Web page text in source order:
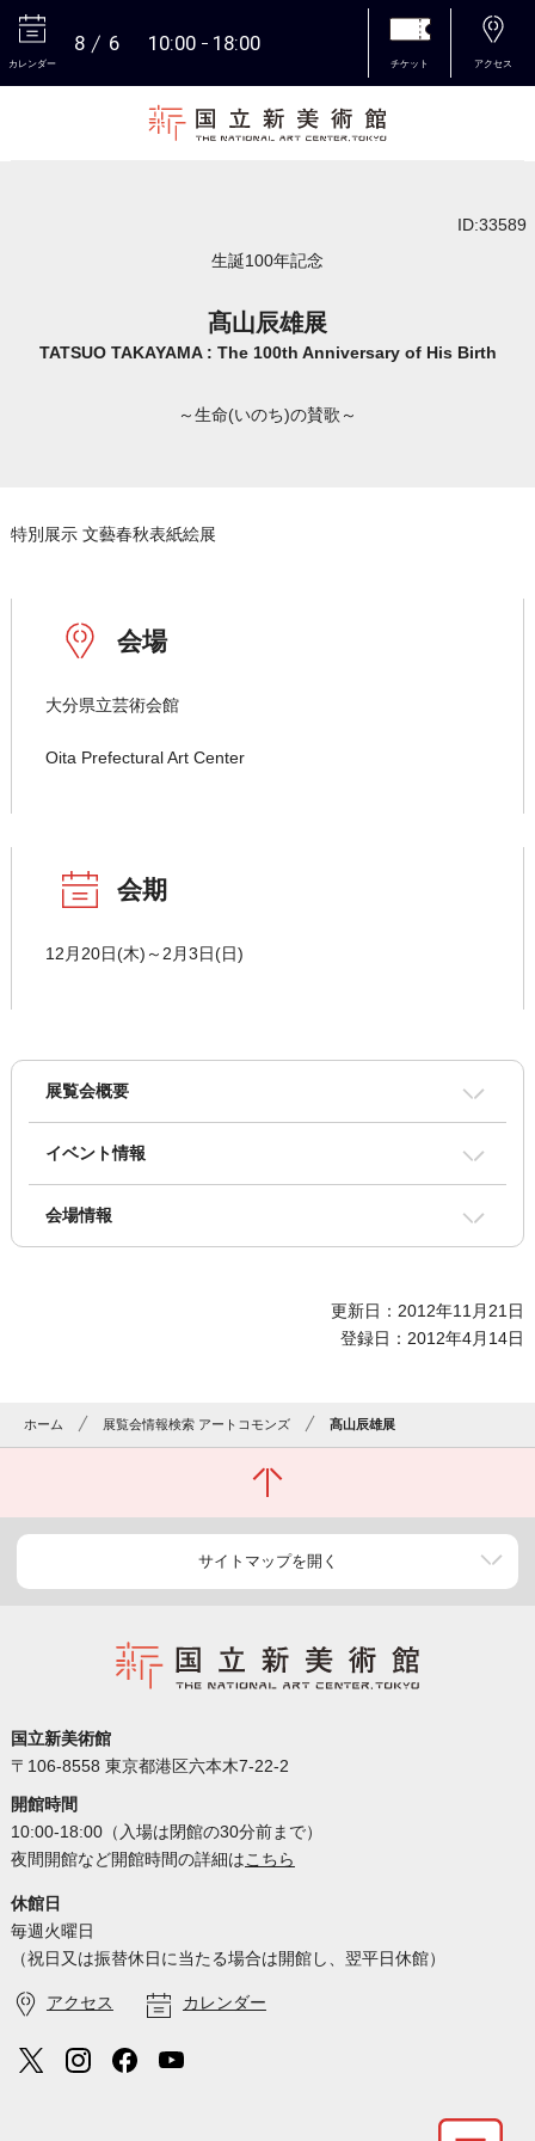
カレンダー
8 6 10:00 18:00
チケット アクセス
ID:33589
生誕100年記念
髙山辰雄展
TATSUO TAKAYAMA : The 100th Anniversary of His Birth
～生命(いのち)の賛歌～
特別展示 文藝春秋表紙絵展
会場
大分県立芸術会館
Oita Prefectural Art Center
会期
12月20日(木)～2月3日(日)
展覧会概要
イベント情報
会場情報
更新日：2012年11月21日
登録日：2012年4月14日
ホーム 展覧会情報検索 アートコモンズ 髙山辰雄展
サイトマップを開く
国立新美術館
〒106-8558 東京都港区六本木7-22-2
開館時間
10:00-18:00（入場は閉館の30分前まで）
夜間開館など開館時間の詳細はこちら
休館日
毎週火曜日
（祝日又は振替休日に当たる場合は開館し、翌平日休館）
アクセス カレンダー